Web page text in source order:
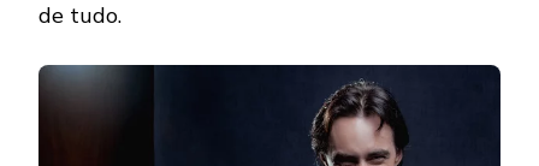
de tudo.